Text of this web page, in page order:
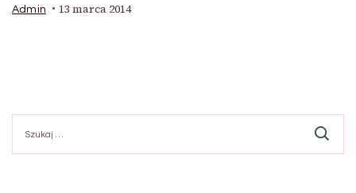
Admin 13 marca 2014